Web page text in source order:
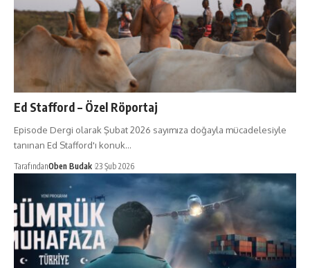
Ed Stafford – Özel Röportaj
Episode Dergi olarak Şubat 2026 sayımıza doğayla mücadelesiyle
tanınan Ed Stafford'ı konuk…
TarafındanOben Budak 23 Şub 2026